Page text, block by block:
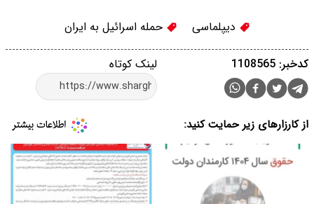
دیپلماسی حمله اسرائیل به ایران
لینک کوتاه کدخبر: 1108565
از کارزارهای زیر حمایت کنید: